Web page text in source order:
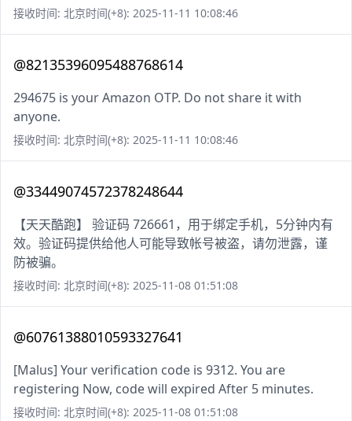
接收时间: 北京时间(+8): 2025-11-11 10:08:46
@82135396095488768614
294675 is your Amazon OTP. Do not share it with
anyone.
接收时间: 北京时间(+8): 2025-11-11 10:08:46
@33449074572378248644
【天天酷跑】 验证码 726661，用于绑定手机，5分钟内有
效。验证码提供给他人可能导致帐号被盗，请勿泄露，谨
防被骗。
接收时间: 北京时间(+8): 2025-11-08 01:51:08
@60761388010593327641
[Malus] Your verification code is 9312. You are
registering Now, code will expired After 5 minutes.
接收时间: 北京时间(+8): 2025-11-08 01:51:08